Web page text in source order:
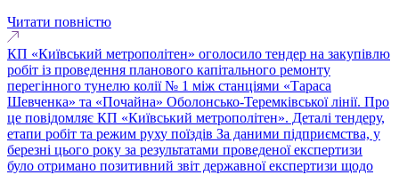
Читати повністю
КП «Київський метрополітен» оголосило тендер на закупівлю
робіт із проведення планового капітального ремонту
перегінного тунелю колії № 1 між станціями «Тараса
Шевченка» та «Почайна» Оболонсько-Теремківської лінії. Про
це повідомляє КП «Київський метрополітен». Деталі тендеру,
етапи робіт та режим руху поїздів За даними підприємства, у
березні цього року за результатами проведеної експертизи
було отримано позитивний звіт державної експертизи щодо